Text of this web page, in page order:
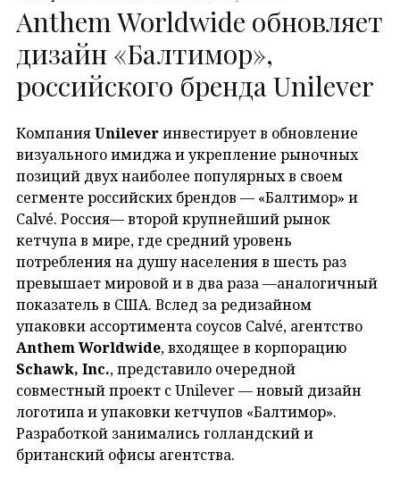
Anthem Worldwide обновляет
дизайн «Балтимор»,
российского бренда Unilever
КомпанияUnileverинвестирует в обновление
визуального имиджа и укрепление рыночных
позиций двух наиболее популярных в своем
сегменте российских брендов — «Балтимор» и
Calvé. Россия— второй крупнейший рынок
кетчупа в мире, где средний уровень
потребления на душу населения в шесть раз
превышает мировой и в два раза —аналогичный
показатель в США. Вслед за редизайном
упаковки ассортимента соусов Calvé, агентство
Anthem Worldwide, входящее в корпорацию
Schawk, Inc., представило очередной
совместный проект с Unilever — новый дизайн
логотипа и упаковки кетчупов «Балтимор».
Разработкой занимались голландский и
британский офисы агентства.